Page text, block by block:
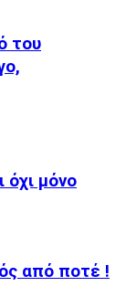
του
όχι μόνο
από ποτέ !